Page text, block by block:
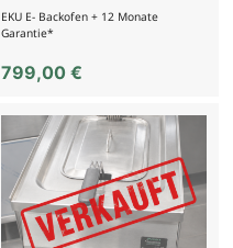
EKU E- Backofen + 12 Monate
Garantie*
799,00€